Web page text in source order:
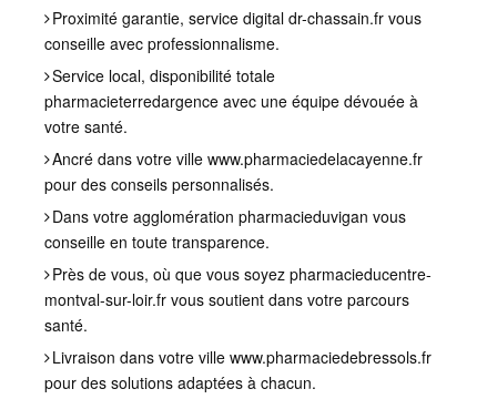
Proximité garantie, service digital dr-chassain.fr vous
conseille avec professionnalisme.
Service local, disponibilité totale
pharmacieterredargence avec une équipe dévouée à
votre santé.
Ancré dans votre ville www.pharmaciedelacayenne.fr
pour des conseils personnalisés.
Dans votre agglomération pharmacieduvigan vous
conseille en toute transparence.
Près de vous, où que vous soyez pharmacieducentre-
montval-sur-loir.fr vous soutient dans votre parcours
santé.
Livraison dans votre ville www.pharmaciedebressols.fr
pour des solutions adaptées à chacun.